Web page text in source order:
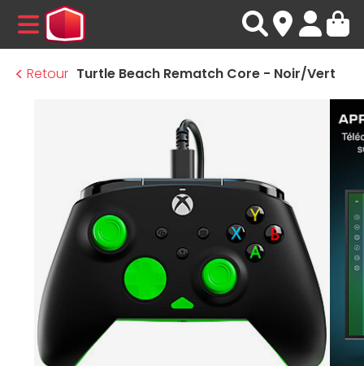
MENU
Retour Turtle Beach Rematch Core - Noir/Vert